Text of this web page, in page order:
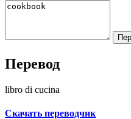
Перевод
libro di cucina
Скачать переводчик